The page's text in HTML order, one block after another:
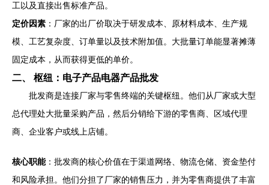
工以及直接出售标准产品。
定价因素 ：厂家的出厂价取决于研发成本、原材料成本、生产规
模、工艺复杂度、订单量以及技术附加值。大批量订单能显著摊薄
固定成本，从而获得更低的单价。
二、 枢纽：电子产品电器产品批发
批发商是连接厂家与零售终端的关键枢纽。他们从厂家或大型
总代理处大批量采购产品，然后分销给下游的零售商、区域代理
商、企业客户或线上店铺。
核心职能：批发商的核心价值在于渠道网络、物流仓储、资金垫付
和风险承担。他们分担了厂家的销售压力，并为零售商提供了丰富